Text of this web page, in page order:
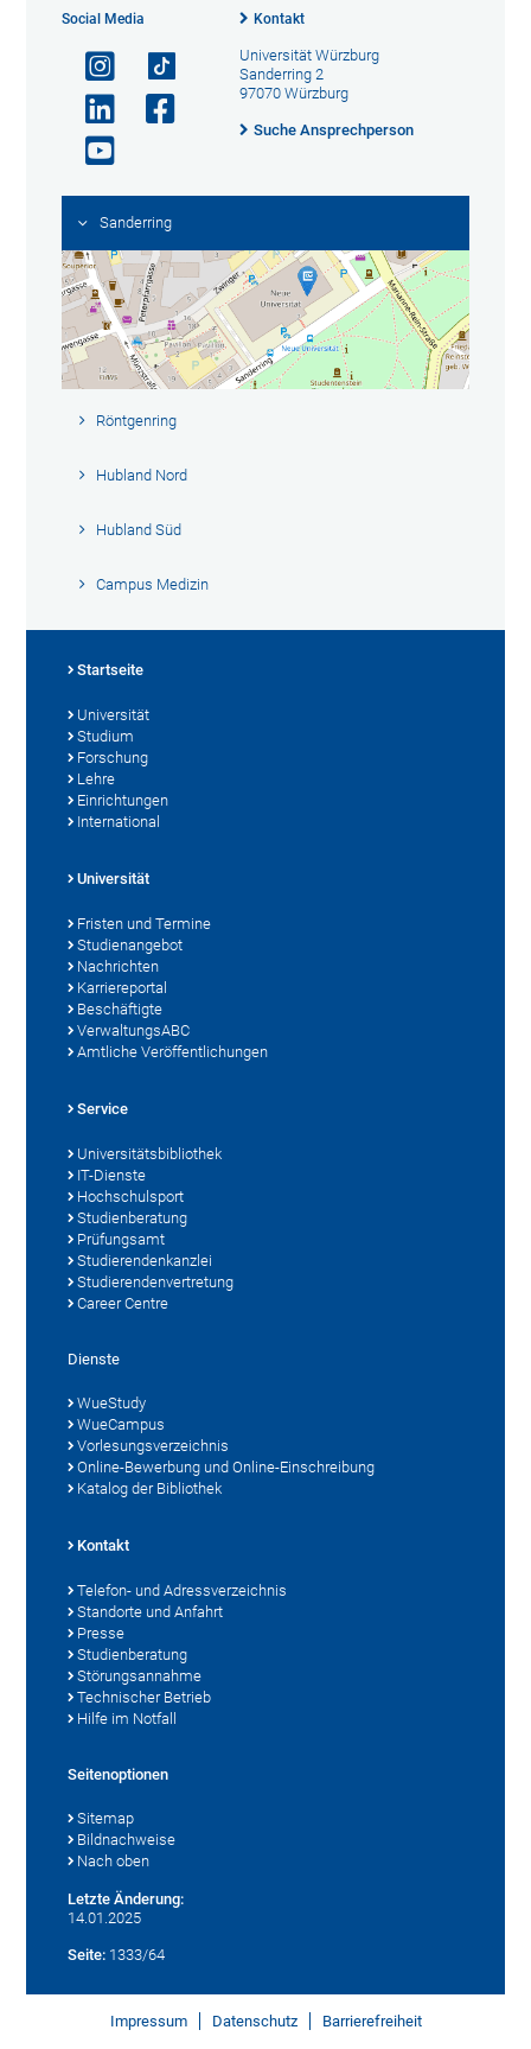
Social Media Kontakt
Universität Würzburg
Sanderring 2
97070 Würzburg
Suche Ansprechperson
Sanderring
Röntgenring
Hubland Nord
Hubland Süd
Campus Medizin
Startseite
Universität
Studium
Forschung
Lehre
Einrichtungen
International
Universität
Fristen und Termine
Studienangebot
Nachrichten
Karriereportal
Beschäftigte
VerwaltungsABC
Amtliche Veröffentlichungen
Service
Universitätsbibliothek
IT-Dienste
Hochschulsport
Studienberatung
Prüfungsamt
Studierendenkanzlei
Studierendenvertretung
Career Centre
Dienste
WueStudy
WueCampus
Vorlesungsverzeichnis
Online-Bewerbung und Online-Einschreibung
Katalog der Bibliothek
Kontakt
Telefon- und Adressverzeichnis
Standorte und Anfahrt
Presse
Studienberatung
Störungsannahme
Technischer Betrieb
Hilfe im Notfall
Seitenoptionen
Sitemap
Bildnachweise
Nach oben
Letzte Änderung:
14.01.2025
Seite: 1333/64
Impressum Datenschutz Barrierefreiheit